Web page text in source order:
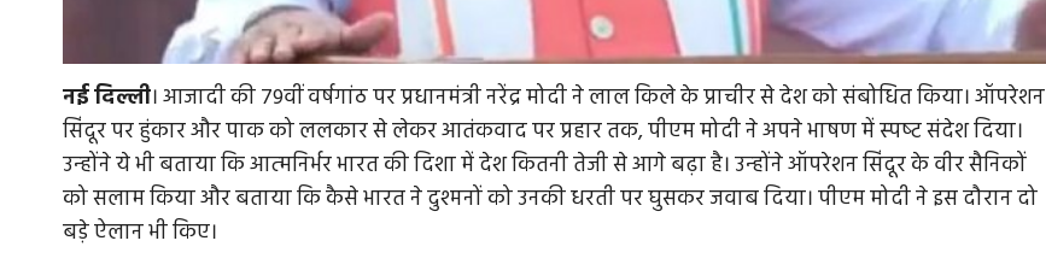
नईदिल्ली। आजादी की 79वीं वर्षगांठ पर प्रधानमंत्री नरेंद्र मोदी ने लाल किले के प्राचीर से देश को संबोधित किया। ऑपरेशन
सिंदूर पर हुंकार और पाक को ललकार से लेकर आतंकवाद पर प्रहार तक, पीएम मोदी ने अपने भाषण में स्‍पष्‍ट संदेश दिया।
उन्‍होंने ये भी बताया कि आत्‍मनिर्भर भारत की दिशा में देश कितनी तेजी से आगे बढ़ा है। उन्‍होंने ऑपरेशन सिंदूर के वीर सैनिकों
को सलाम किया और बताया कि कैसे भारत ने दुश्मनों को उनकी धरती पर घुसकर जवाब दिया। पीएम मोदी ने इस दौरान दो
बड़े ऐलान भी किए।